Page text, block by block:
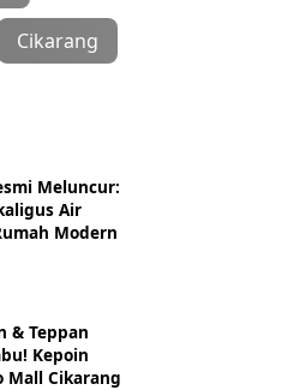
Cikarang
Meluncur:
Air
Modern
& Teppan
Kepoin
Mall Cikarang